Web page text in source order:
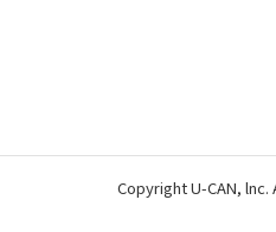
Copyright U-CAN,